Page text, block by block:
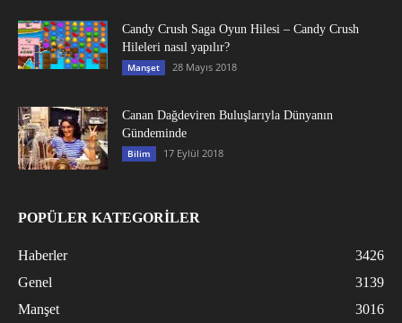
Candy Crush Saga Oyun Hilesi – Candy Crush
Hileleri nasıl yapılır?
Manşet 28 Mayıs 2018
Canan Dağdeviren Buluşlarıyla Dünyanın
Gündeminde
Bilim 17 Eylül 2018
POPÜLER KATEGORİLER
Haberler
3426
Genel
3139
Manşet
3016